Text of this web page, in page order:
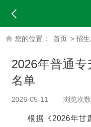
您的位置： 首页 >招
2026年普通
名单
2026-05-11 浏览次数
根据《2026年甘